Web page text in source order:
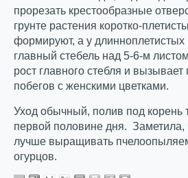
прорезать крестообразные
грунте растения коротко-
формируют, а у
главный стебель над 5-6-м
рост главного стебля и
побегов с женскими цветками.
Уход обычный, полив под корень
первой половине дня. Заметила,
лучше выращивать
огурцов.